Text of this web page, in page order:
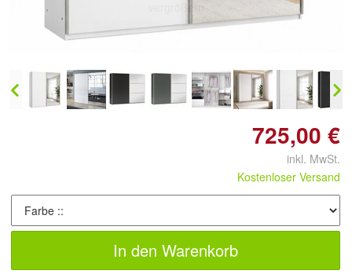
vergrößern
725,00 €
inkl. MwSt.
Kostenloser Versand
In den Warenkorb